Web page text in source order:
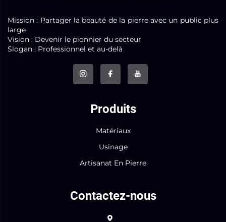
Mission : Partager la beauté de la pierre avec un public plus
large
Vision : Devenir le pionnier du secteur
Slogan : Professionnel et au-delà
Produits
Matériaux
Usinage
Artisanat En Pierre
Contactez-nous